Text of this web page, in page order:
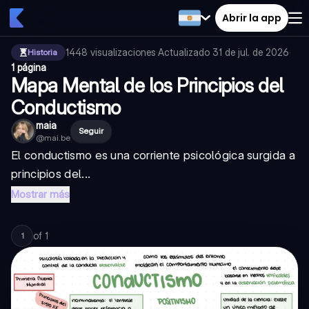
Abrir la app
Historia 1448 visualizaciones·Actualizado 31 de jul. de 2026·
1 página
Mapa Mental de los Principios del
Conductismo
maia
@mai.be
Seguir
El conductismo es una corriente psicológica surgida a
principios del...
Mostrar más
1 of 1